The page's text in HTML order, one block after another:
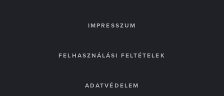
IMPRESSZUM
FELHASZNÁLÁSI FELTÉTELEK
ADATVÉDELEM